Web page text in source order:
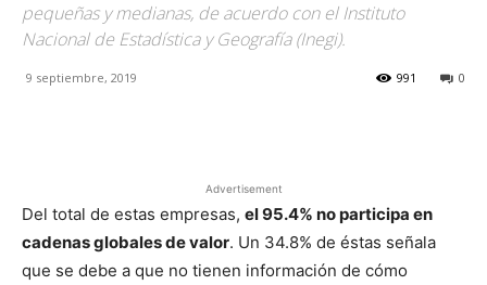
pequeñas y medianas, de acuerdo con el Instituto
Nacional de Estadística y Geografía (Inegi).
9 septiembre, 2019 0
991
Advertisement
Del total de estas empresas, el 95.4% no participa en
cadenas globales de valor. Un 34.8% de éstas señala
que se debe a que no tienen información de cómo